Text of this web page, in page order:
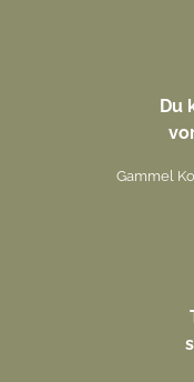
Du
Gammel